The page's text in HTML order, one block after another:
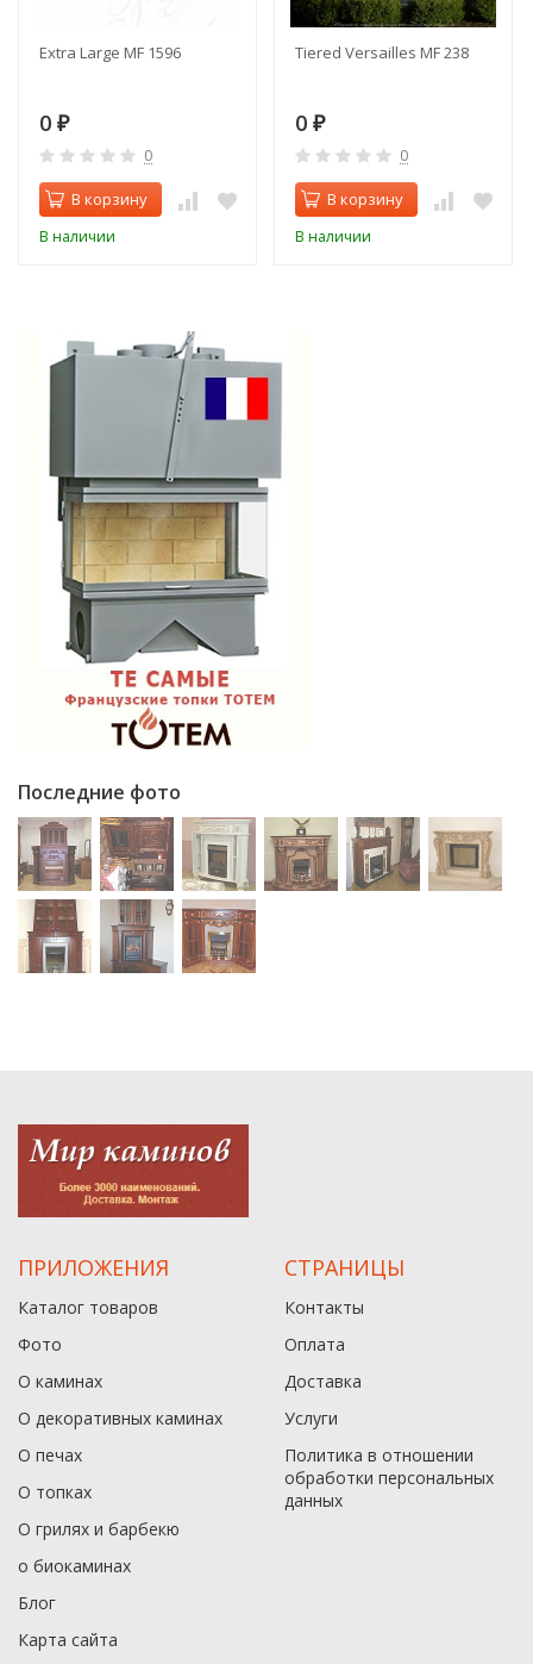
Extra Large MF 1596
0 ₽
0
В корзину
В наличии
Tiered Versailles MF 238
0 ₽
0
В корзину
В наличии
Последние фото
ПРИЛОЖЕНИЯ
Каталог товаров
Фото
О каминах
О декоративных каминах
О печах
О топках
О грилях и барбекю
о биокаминах
Блог
Карта сайта
СТРАНИЦЫ
Контакты
Оплата
Доставка
Услуги
Политика в отношении
обработки персональных
данныx